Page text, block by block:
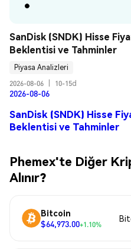
SanDisk (SNDK) Hisse
Beklentisi ve Tahminler
Piyasa Analizleri
2026-08-06
10-15d
2026-08-06
SanDisk (SNDK) Hisse
Beklentisi ve Tahminler
Phemex'te Diğer
Alınır?
Bitcoin
$64,973.00+1.10%